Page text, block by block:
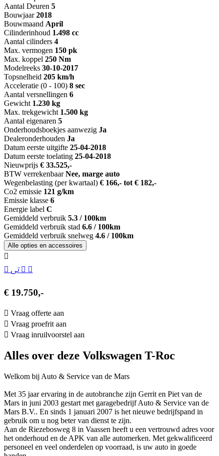
Aantal Deuren 5
Bouwjaar 2018
Bouwmaand April
Cilinderinhoud 1.498 cc
Aantal cilinders 4
Max. vermogen 150 pk
Max. koppel 250 Nm
Modelreeks 30-10-2017
Topsnelheid 205 km/h
Acceleratie (0 - 100) 8 sec
Aantal versnellingen 6
Gewicht 1.230 kg
Max. trekgewicht 1.500 kg
Aantal eigenaren 5
Onderhoudsboekjes aanwezig Ja
Dealeronderhouden Ja
Datum eerste uitgifte 25-04-2018
Datum eerste toelating 25-04-2018
Nieuwprijs € 33.525,-
BTW verrekenbaar Nee, marge auto
Wegenbelasting (per kwartaal) € 166,- tot € 182,-
Co2 emissie 121 g/km
Emissie klasse 6
Energie label C
Gemiddeld verbruik 5.3 / 100km
Gemiddeld verbruik stad 6.6 / 100km
Gemiddeld verbruik snelweg 4.6 / 100km
Alle opties en accessoires
€ 19.750,-
Vraag offerte aan
Vraag proefrit aan
Vraag inruilvoorstel aan
Alles over deze Volkswagen T-Roc
Welkom bij Auto & Service van de Mars
Met 35 jaar ervaring in de autobranche zijn Gerrit en Piet van de
Mars in juni 2003 gestart met garagebedrijf Auto & Service van de
Mars B.V.. En sinds 1 januari 2007 is het nieuwe bedrijfspand in
gebruik om u nog beter van dienst te zijn.
Aan de Riezebosweg 8 in Vaassen heeft u een vertrouwd adres voor
het onderhoud en de APK van alle automerken. Met gekwalificeerd
personeel en veel onderdelen op voorraad, is uw auto in goede